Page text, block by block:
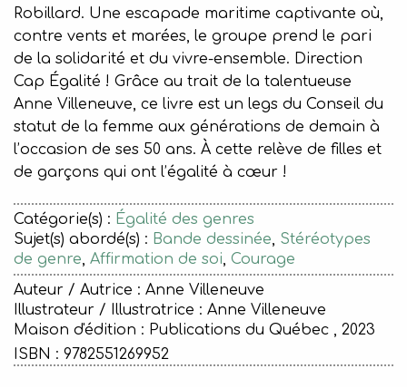
Robillard. Une escapade maritime captivante où,
contre vents et marées, le groupe prend le pari
de la solidarité et du vivre-ensemble. Direction
Cap Égalité ! Grâce au trait de la talentueuse
Anne Villeneuve, ce livre est un legs du Conseil du
statut de la femme aux générations de demain à
l’occasion de ses 50 ans. À cette relève de filles et
de garçons qui ont l’égalité à cœur !
Catégorie(s) : Égalité des genres
Sujet(s) abordé(s) : Bande dessinée, Stéréotypes
de genre, Affirmation de soi, Courage
Auteur / Autrice : Anne Villeneuve
Illustrateur / Illustratrice : Anne Villeneuve
Maison d'édition : Publications du Québec , 2023
ISBN : 9782551269952